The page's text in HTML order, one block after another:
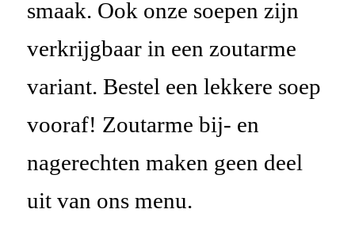
smaak. Ook onze soepen zijn
verkrijgbaar in een zoutarme
variant. Bestel een lekkere soep
vooraf! Zoutarme bij- en
nagerechten maken geen deel
uit van ons menu.